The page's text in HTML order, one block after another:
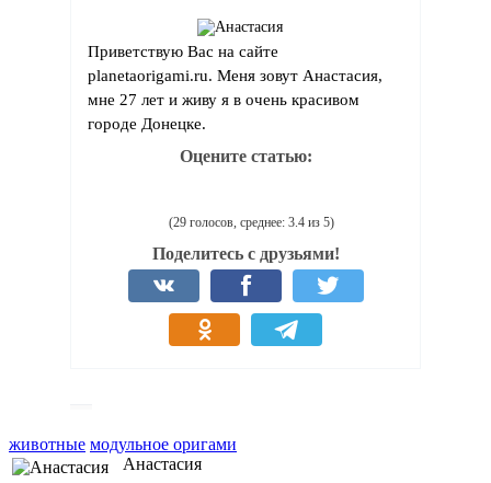
Приветствую Вас на сайте
planetaorigami.ru. Меня зовут Анастасия,
мне 27 лет и живу я в очень красивом
городе Донецке.
Оцените статью:
(29 голосов, среднее: 3.4 из 5)
Поделитесь с друзьями!
животные модульное оригами
Анастасия